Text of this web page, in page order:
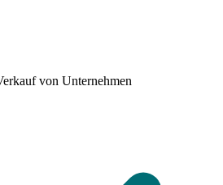
von Unternehmen